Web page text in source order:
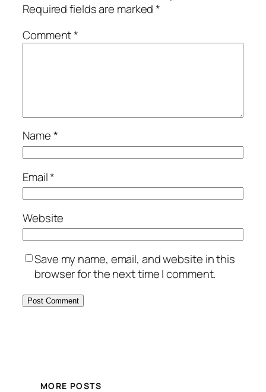
Required fields are marked*
Comment*
Name*
Email*
Website
Save my name, email, and website in this
browser for the next time I comment.
MORE POSTS